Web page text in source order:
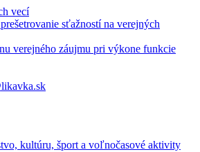
vecí
sťažností na verejných
verejného záujmu pri výkone funkcie
kultúru, šport a voľnočasové aktivity